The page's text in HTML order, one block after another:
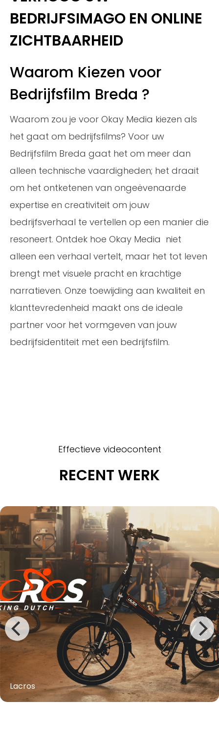
BEDRIJFSIMAGO EN ONLINE
ZICHTBAARHEID
Waarom Kiezen voor
Bedrijfsfilm Breda ?
Waarom zou je voor Okay Media kiezen als
het gaat om bedrijfsfilms? Voor uw
Bedrijfsfilm Breda gaat het om meer dan
alleen technische vaardigheden; het draait
om het ontketenen van ongeëvenaarde
expertise en creativiteit om jouw
bedrijfsverhaal te vertellen op een manier die
resoneert. Ontdek hoe Okay Media niet
alleen een verhaal vertelt, maar het tot leven
brengt met visuele pracht en krachtige
narratieven. Onze toewijding aan kwaliteit en
klanttevredenheid maakt ons de ideale
partner voor het vormgeven van jouw
bedrijfsidentiteit met een bedrijfsfilm.
Effectieve videocontent
RECENT WERK
Lacros